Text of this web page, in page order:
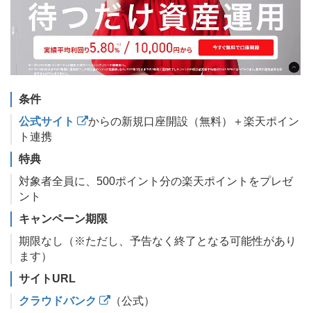
条件
公式サイト
からの新規口座開設（無料）＋楽天ポイン
ト連携
特典
対象者全員に、500ポイント分の楽天ポイントをプレゼ
ント
キャンペーン期限
期限なし（※ただし、予告なく終了となる可能性があり
ます）
サイトURL
クラウドバンク
（公式）